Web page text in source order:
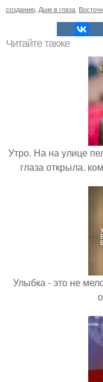
созданию Дым в глаза
Читайте также
Утро. На на улице
глаза открыла.
Улыбка - это не